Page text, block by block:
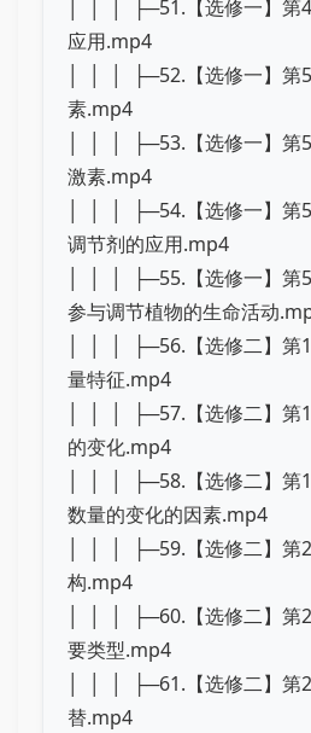
│ │ │ ├─51.【选修一】第
应用.mp4
│ │ │ ├─52.【选修一】第
素.mp4
│ │ │ ├─53.【选修一】第
激素.mp4
│ │ │ ├─54.【选修一】第
调节剂的应用.mp4
│ │ │ ├─55.【选修一】第
参与调节植物的生命活动
│ │ │ ├─56.【选修二】第
量特征.mp4
│ │ │ ├─57.【选修二】第
的变化.mp4
│ │ │ ├─58.【选修二】第
数量的变化的因素.mp4
│ │ │ ├─59.【选修二】第
构.mp4
│ │ │ ├─60.【选修二】第
要类型.mp4
│ │ │ ├─61.【选修二】第
替.mp4